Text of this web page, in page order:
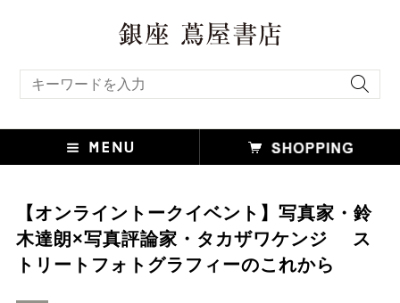
【オンライントークイベント】写真家・鈴
木達朗×写真評論家・タカザワケンジ ス
トリートフォトグラフィーのこれから